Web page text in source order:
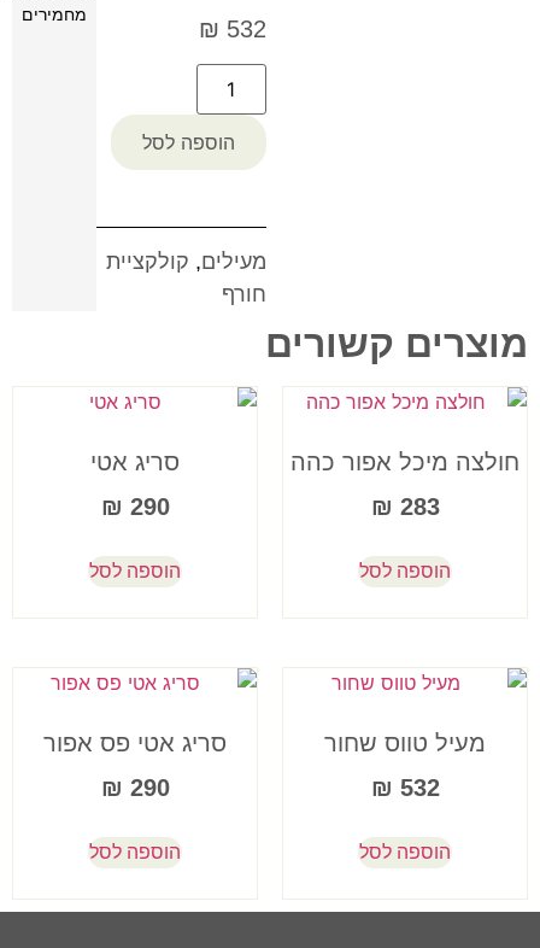
532
₪
הוספה לסל
מעילים, קולקציית
חורף
מחמירים
מוצרים קשורים
חולצה מיכל אפור כהה
283
₪
הוספה לסל
סריג אטי
290
₪
הוספה לסל
מעיל טווס שחור
532
₪
הוספה לסל
סריג אטי פס אפור
290
₪
הוספה לסל